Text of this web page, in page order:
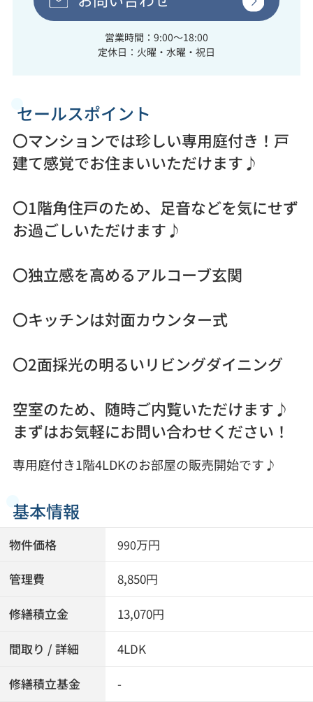
営業時間：9:00～18:00
定休日：火曜・水曜・祝日
セールスポイント
〇マンションでは珍しい専用庭付き！戸
建て感覚でお住まいいただけます♪
〇1階角住戸のため、足音などを気にせず
お過ごしいただけます♪
〇独立感を高めるアルコーブ玄関
〇キッチンは対面カウンター式
〇2面採光の明るいリビングダイニング
空室のため、随時ご内覧いただけます♪
まずはお気軽にお問い合わせください！
専用庭付き1階4LDKのお部屋の販売開始です♪
基本情報
物件価格 990万円
管理費 8,850円
修繕積立金 13,070円
間取り / 詳細 4LDK
修繕積立基金 -